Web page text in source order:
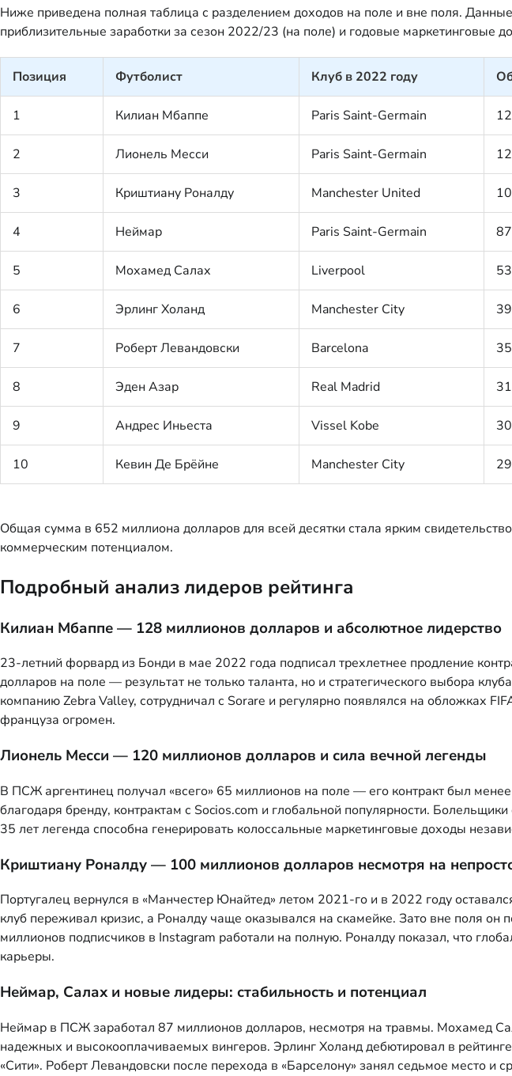
Ниже приведена полная таблица с разделением доходов на поле и вне поля.
приблизительные заработки за сезон 2022/23 (на поле) и годовые маркетинговые
Позиция Футболист Клуб в 2022 году
1 Килиан Мбаппе Paris Saint-Germain
2 Лионель Месси Paris Saint-Germain
3 Криштиану Роналду Manchester United
4 Неймар Paris Saint-Germain 87
5 Мохамед Салах Liverpool 53
6 Эрлинг Холанд Manchester City 39
7 Роберт Левандовски Barcelona 35
8 Эден Азар Real Madrid 31
9 Андрес Иньеста Vissel Kobe 30
10 Кевин Де Брёйне Manchester City 29
Общая сумма в 652 миллиона долларов для всей десятки стала ярким
коммерческим потенциалом.
Подробный анализ лидеров рейтинга
Килиан Мбаппе — 128 миллионов долларов и абсолютное лидерство
23-летний форвард из Бонди в мае 2022 года подписал трехлетнее продление
долларов на поле — результат не только таланта, но и стратегического выбора
компанию Zebra Valley, сотрудничал с Sorare и регулярно появлялся на обложках
француза огромен.
Лионель Месси — 120 миллионов долларов и сила вечной легенды
В ПСЖ аргентинец получал «всего» 65 миллионов на поле — его контракт был
благодаря бренду, контрактам с Socios.com и глобальной популярности.
35 лет легенда способна генерировать колоссальные маркетинговые доходы
Криштиану Роналду — 100 миллионов долларов несмотря на
Португалец вернулся в «Манчестер Юнайтед» летом 2021-го и в 2022 году
клуб переживал кризис, а Роналду чаще оказывался на скамейке. Зато вне поля
миллионов подписчиков в Instagram работали на полную. Роналду показал, что
карьеры.
Неймар, Салах и новые лидеры: стабильность и потенциал
Неймар в ПСЖ заработал 87 миллионов долларов, несмотря на травмы. Мохамед
надежных и высокооплачиваемых вингеров. Эрлинг Холанд дебютировал в
«Сити». Роберт Левандовски после перехода в «Барселону» занял седьмое место